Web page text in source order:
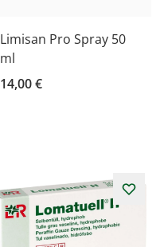
Limisan Pro Spray 50
ml
14,00 €